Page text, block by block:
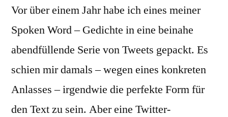
Vor über einem Jahr habe ich eines meiner
Spoken Word – Gedichte in eine beinahe
abendfüllende Serie von Tweets gepackt. Es
schien mir damals – wegen eines konkreten
Anlasses – irgendwie die perfekte Form für
den Text zu sein. Aber eine Twitter-